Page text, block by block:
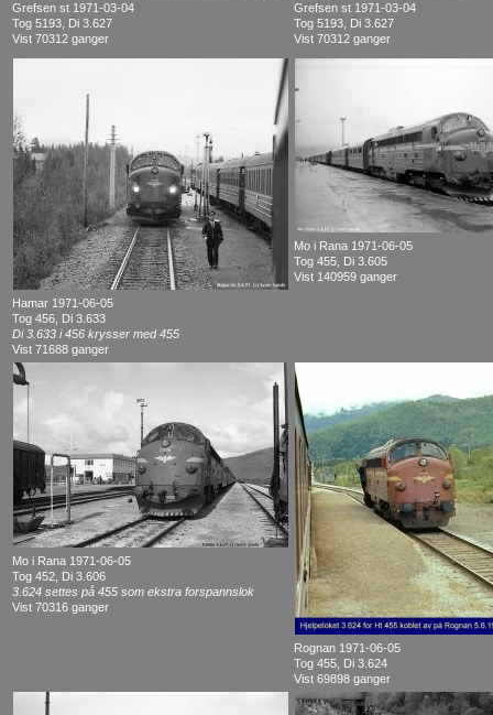
Grefsen st 1971-03-04
Tog 5193, Di 3.627
Vist 70312 ganger
Grefsen st 1971-03-04
Tog 5193, Di 3.627
Vist 70312 ganger
Hamar 1971-06-05
Tog 456, Di 3.633
Di 3.633 i 456 krysser med 455
Vist 71688 ganger
Mo i Rana 1971-06-05
Tog 455, Di 3.605
Vist 140959 ganger
Mo i Rana 1971-06-05
Tog 452, Di 3.606
3.624 settes på 455 som ekstra forspannslok
Vist 70316 ganger
Rognan 1971-06-05
Tog 455, Di 3.624
Vist 69898 ganger